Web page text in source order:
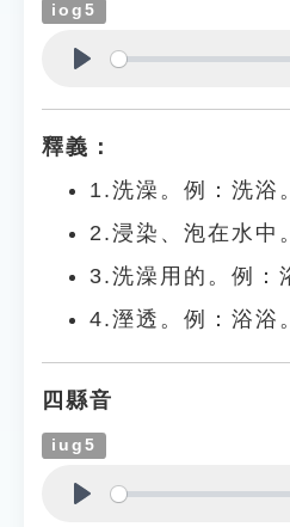
iog5
釋義：
1.洗澡。例：洗浴。
2.浸染、泡在水中
3.洗澡用的。例：
4.溼透。例：浴浴。
四縣音
iug5